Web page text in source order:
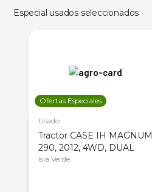
Especial usados seleccionados
Ofertas Especiales
Usado
Tractor CASE IH MAGNUM
290, 2012, 4WD, DUAL
Isla Verde